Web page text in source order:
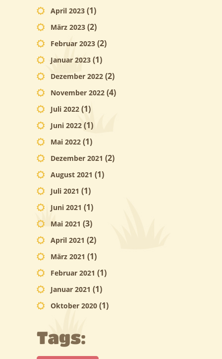
April 2023 (1)
März 2023 (2)
Februar 2023 (2)
Januar 2023 (1)
Dezember 2022 (2)
November 2022 (4)
Juli 2022 (1)
Juni 2022 (1)
Mai 2022 (1)
Dezember 2021 (2)
August 2021 (1)
Juli 2021 (1)
Juni 2021 (1)
Mai 2021 (3)
April 2021 (2)
März 2021 (1)
Februar 2021 (1)
Januar 2021 (1)
Oktober 2020 (1)
Tags: